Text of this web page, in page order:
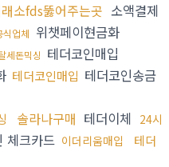
소fds뚫어주는곳 소액결제
업체 위챗페이현금화
세돈믹싱 테더코인매입
테더코인매입 테더코인송금
솔라나구매 테더이체 24시
체크카드 이더리움매입
테더